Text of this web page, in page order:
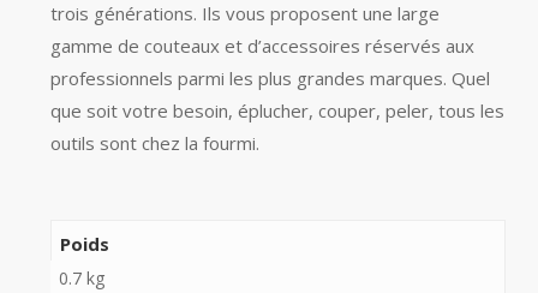
trois générations. Ils vous proposent une large
gamme de couteaux et d’accessoires réservés aux
professionnels parmi les plus grandes marques. Quel
que soit votre besoin, éplucher, couper, peler, tous les
outils sont chez la fourmi.
Poids
0.7 kg